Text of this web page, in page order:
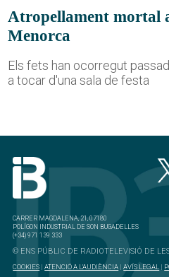
Atropellament mortal
Menorca
Els fets han ocorregut
a tocar d'una sala de festa
CARRER MAGDALENA, 21, 07180
POLÍGON INDUSTRIAL DE SON BUGADELLES
(+34) 971 139 333
© ENS PÚBLIC DE RADIOTELEVISIÓ DE
COOKIES |ATENCIÓ A L'AUDIÈNCIA |AVÍS LEGAL |